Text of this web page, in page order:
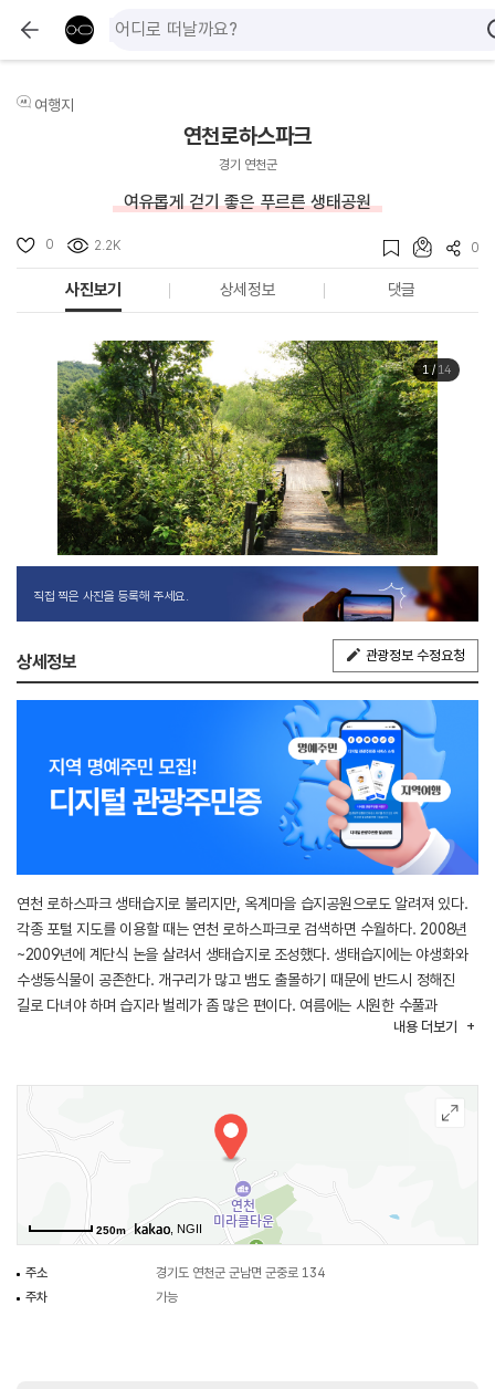
여행지
연천로하스파크
경기 연천군
여유롭게 걷기 좋은 푸르른 생태공원
0 2.2K 0
사진보기 상세정보 댓글
1/14
직접 찍은 사진을 등록해 주세요.
상세정보 관광정보 수정요청
연천 로하스파크 생태습지로 불리지만, 옥계마을 습지공원으로도 알려져 있다.
각종 포털 지도를 이용할 때는 연천 로하스파크로 검색하면 수월하다. 2008년
~2009년에 계단식 논을 살려서 생태습지로 조성했다. 생태습지에는 야생화와
수생동식물이 공존한다. 개구리가 많고 뱀도 출몰하기 때문에 반드시 정해진
길로 다녀야 하며 습지라 벌레가 좀 많은 편이다. 여름에는 시원한 수풀과
가을에는 전망대에 올라 로하스파크 풍경을 감상할 수 있다. 인근에 한옥 카페가
내용 더보기
250m , NGII
주소
경기도 연천군 군남면 군중로 134
주차
가능